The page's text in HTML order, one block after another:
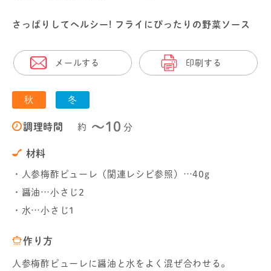
さっぱりしてヘルシー! フライにぴったりの野菜ソース
メールする 印刷する
秋 冬
調理時間 約 〜10 分
材料
・人参梅酢ピューレ（関連レシピ参照）…40g
・醤油…小さじ2
・水…小さじ1
作り方
人参梅酢ピューレに醤油と水をよく混ぜ合わせる。